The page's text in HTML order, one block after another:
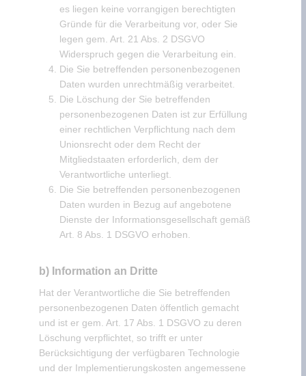
es liegen keine vorrangigen berechtigten
Gründe für die Verarbeitung vor, oder Sie
legen gem. Art. 21 Abs. 2 DSGVO
Widerspruch gegen die Verarbeitung ein.
Die Sie betreffenden personenbezogenen
Daten wurden unrechtmäßig verarbeitet.
Die Löschung der Sie betreffenden
personenbezogenen Daten ist zur Erfüllung
einer rechtlichen Verpflichtung nach dem
Unionsrecht oder dem Recht der
Mitgliedstaaten erforderlich, dem der
Verantwortliche unterliegt.
Die Sie betreffenden personenbezogenen
Daten wurden in Bezug auf angebotene
Dienste der Informationsgesellschaft gemäß
Art. 8 Abs. 1 DSGVO erhoben.
b) Information an Dritte
Hat der Verantwortliche die Sie betreffenden
personenbezogenen Daten öffentlich gemacht
und ist er gem. Art. 17 Abs. 1 DSGVO zu deren
Löschung verpflichtet, so trifft er unter
Berücksichtigung der verfügbaren Technologie
und der Implementierungskosten angemessene